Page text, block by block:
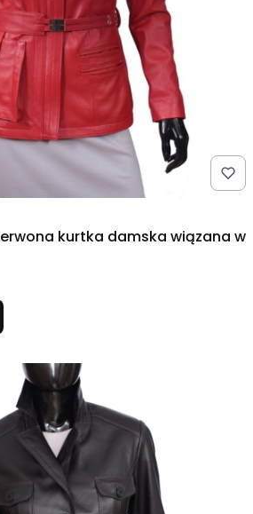
kurtka damska wiązana w